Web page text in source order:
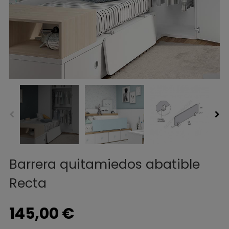
Barrera quitamiedos abatible
Recta
145,00 €